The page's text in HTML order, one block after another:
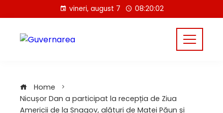
to
content
vineri, august 7 08:20:03
Home
Nicușor Dan a participat la recepția de Ziua
Americii de la Snagov, alături de Matei Păun și